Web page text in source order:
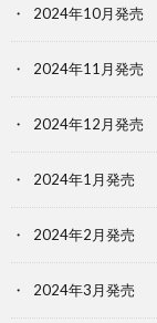
2024年10月発売
2024年11月発売
2024年12月発売
2024年1月発売
2024年2月発売
2024年3月発売